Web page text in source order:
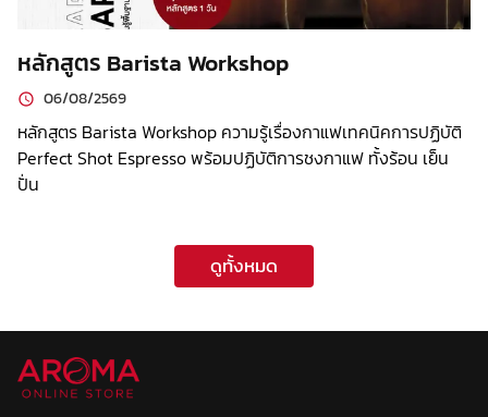
หลักสูตร Barista Workshop
06/08/2569
หลักสูตร Barista Workshop ความรู้เรื่องกาแฟเทคนิคการปฏิบัติ
Perfect Shot Espresso พร้อมปฏิบัติการชงกาแฟ ทั้งร้อน เย็น
ปั่น
ดูทั้งหมด